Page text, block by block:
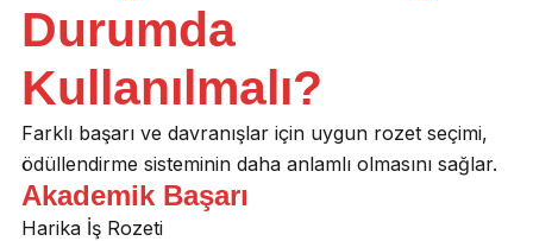
Durumda
Kullanılmalı?
Farklı başarı ve davranışlar için uygun rozet seçimi,
ödüllendirme sisteminin daha anlamlı olmasını sağlar.
Akademik Başarı
Harika İş Rozeti